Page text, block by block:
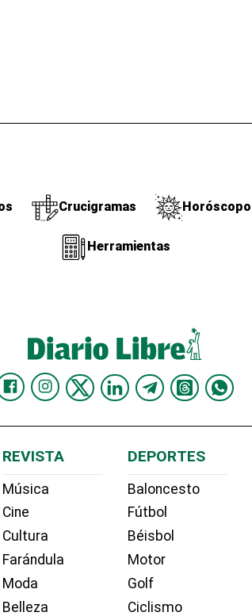
Crucigramas Horóscopo
Herramientas
REVISTA
Música
Cine
Cultura
Farándula
Moda
Belleza
DEPORTES
Baloncesto
Fútbol
Béisbol
Motor
Golf
Ciclismo